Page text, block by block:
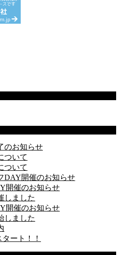
のお知らせ
ついて
ついて
DAY開催のお知らせ
開催のお知らせ
しました
開催のお知らせ
しました
ート！！